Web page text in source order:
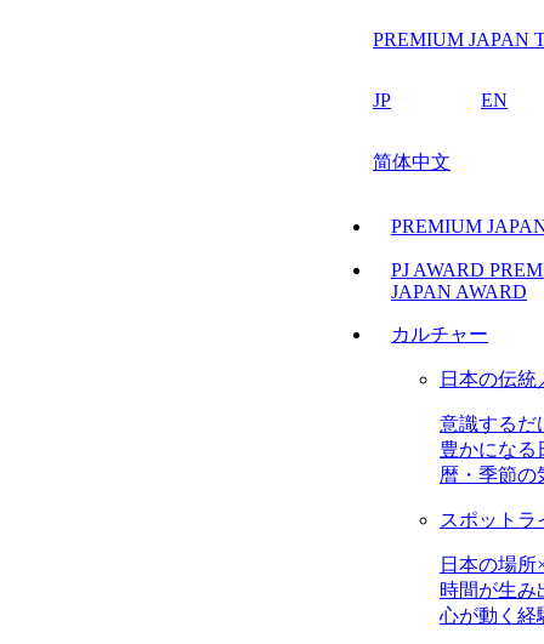
PREMIUM JAPAN
JP EN
简体中文
PREMIUM
PJ AWARD
JAPAN AWARD
カルチャー
日本の伝統
意識するだ
豊かになる
暦・季節の
スポットラ
日本の場所
時間が生み
心が動く経